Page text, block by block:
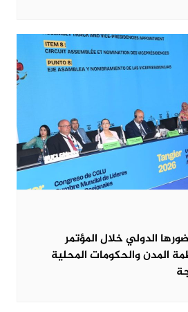
الدولي خلال المؤتمر
المدن والحكومات المحلية